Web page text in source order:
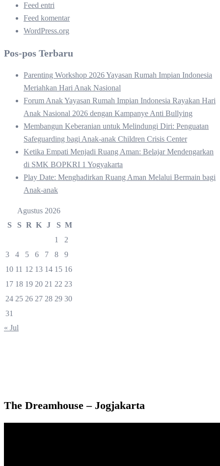
Feed entri
Feed komentar
WordPress.org
Pos-pos Terbaru
Parenting Workshop 2026 Yayasan Rumah Impian Indonesia
Meriahkan Hari Anak Nasional
Forum Anak Yayasan Rumah Impian Indonesia Rayakan Hari
Anak Nasional 2026 dengan Kampanye Anti Bullying
Membangun Keberanian untuk Melindungi Diri: Penguatan
Safeguarding bagi Anak-anak Children Crisis Center
Ketika Empati Menjadi Ruang Aman: Belajar Mendengarkan
di SMK BOPKRI 1 Yogyakarta
Play Date: Menghadirkan Ruang Aman Melalui Bermain bagi
Anak-anak
Agustus 2026
S
S R K J S M
1
2
3
4 5 6 7 8
9
10 11 12 13 14 15 16
17 18 19 20 21 22 23
24 25 26 27 28 29 30
31
« Jul
The Dreamhouse – Jogjakarta